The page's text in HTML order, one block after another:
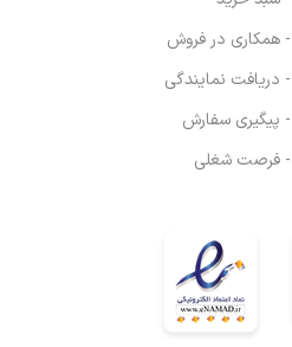
- همکاری در فروش
- دریافت نمایندگی
- پیگیری سفارش
- فرصت شغلی